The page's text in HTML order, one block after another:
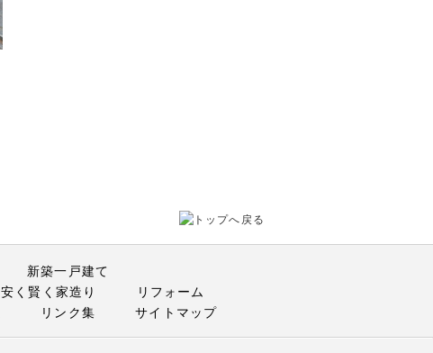
新築一戸建て
安く賢く家造り
リフォーム
リンク集 サイトマップ